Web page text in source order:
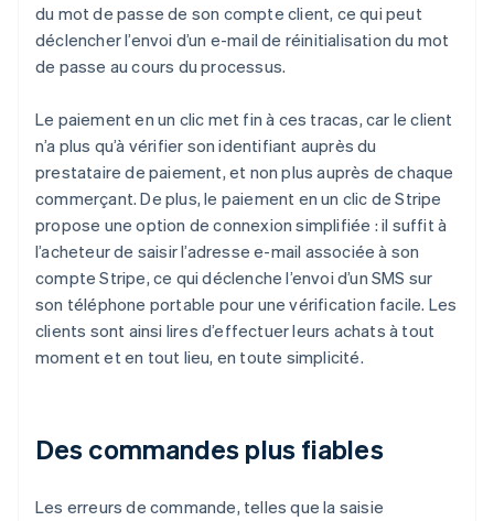
du mot de passe de son compte client, ce qui peut
déclencher l’envoi d’un e-mail de réinitialisation du mot
de passe au cours du processus.
Le paiement en un clic met fin à ces tracas, car le client
n’a plus qu’à vérifier son identifiant auprès du
prestataire de paiement, et non plus auprès de chaque
commerçant. De plus, le paiement en un clic de Stripe
propose une option de connexion simplifiée : il suffit à
l’acheteur de saisir l’adresse e-mail associée à son
compte Stripe, ce qui déclenche l’envoi d’un SMS sur
son téléphone portable pour une vérification facile. Les
clients sont ainsi lires d’effectuer leurs achats à tout
moment et en tout lieu, en toute simplicité.
Des commandes plus fiables
Les erreurs de commande, telles que la saisie